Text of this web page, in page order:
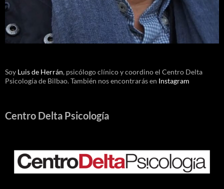
Soy Luis de Herrán, psicólogo clínico y coordino el Centro Delta
Psicología de Bilbao. También nos encontrarás en Instagram
Centro Delta Psicología